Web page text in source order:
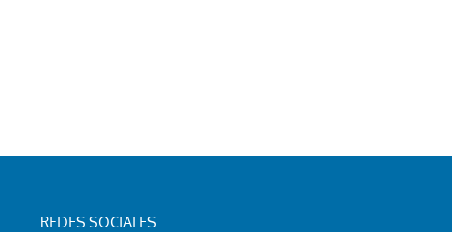
REDES SOCIALES